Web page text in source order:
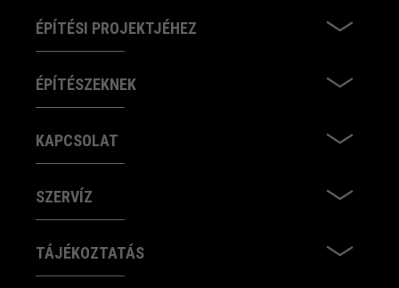
ÉPÍTÉSI PROJEKTJÉHEZ
ÉPÍTÉSZEKNEK
KAPCSOLAT
SZERVÍZ
TÁJÉKOZTATÁS